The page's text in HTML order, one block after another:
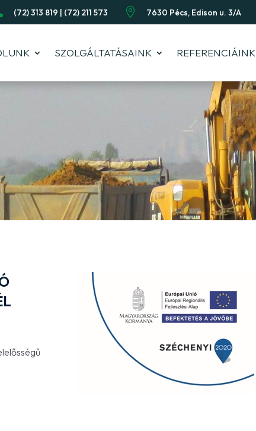
(72) 313 819 | (72) 211 573  7630 Pécs, Edison u. 3/A
SZOLGÁLTATÁSAINK REFERENCIÁINK